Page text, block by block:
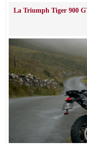
La Triumph Tiger 900